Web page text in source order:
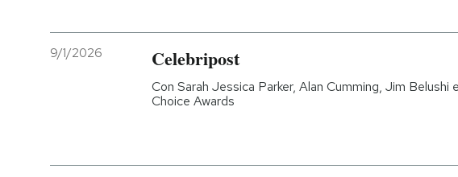
9/1/2026 Celebripost
Con Sarah Jessica Parker, Alan Cumming, Jim Belushi
Choice Awards